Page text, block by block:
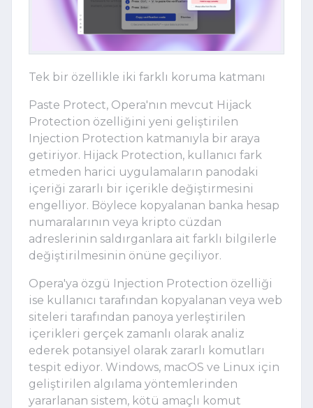
Tek bir özellikle iki farklı koruma katmanı
Paste Protect, Opera'nın mevcut Hijack
Protection özelliğini yeni geliştirilen
Injection Protection katmanıyla bir araya
getiriyor. Hijack Protection, kullanıcı fark
etmeden harici uygulamaların panodaki
içeriği zararlı bir içerikle değiştirmesini
engelliyor. Böylece kopyalanan banka hesap
numaralarının veya kripto cüzdan
adreslerinin saldırganlara ait farklı bilgilerle
değiştirilmesinin önüne geçiliyor.
Opera'ya özgü Injection Protection özelliği
ise kullanıcı tarafından kopyalanan veya web
siteleri tarafından panoya yerleştirilen
içerikleri gerçek zamanlı olarak analiz
ederek potansiyel olarak zararlı komutları
tespit ediyor. Windows, macOS ve Linux için
geliştirilen algılama yöntemlerinden
yararlanan sistem, kötü amaçlı komut